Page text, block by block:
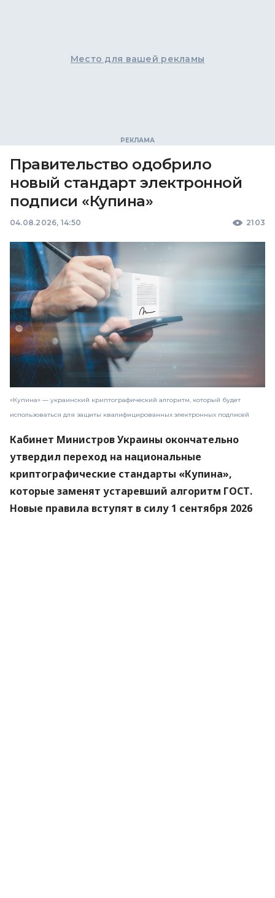
Место для вашей рекламы
Правительство одобрило
новый стандарт электронной
подписи «Купина»
04.08.2026, 14:50 2103
«Купина» — украинский криптографический алгоритм, который будет
использоваться для защиты квалифицированных электронных подписей
Кабинет Министров Украины окончательно
утвердил переход на национальные
криптографические стандарты «Купина»,
которые заменят устаревший алгоритм ГОСТ.
Новые правила вступят в силу 1 сентября 2026